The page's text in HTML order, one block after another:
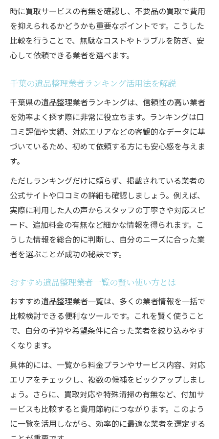
ド
千葉で遺品整理業者ランキングの活用法を
伝授
千葉県で遺品整理費用を節約するポイント
遺品整理の見積もり比較でコスト削減を実
現
遺品整理と買取サービス併用の費用節約術
遺品整理費用の相場を知り賢く依頼するコ
ツ
納得のサービスが受けられる遺品整理とは
遺品整理で納得のサービス内容を見極める
方法
千葉の遺品整理業者が提供する充実サポー
遺品整理の事前相談で安心感を得るポイン
ト
遺品整理と合わせて特殊清掃も依頼できる
利点
遺品整理サービス選びで失敗しないコツ紹
介
千葉県で遺品整理業者を比較する重要ポイント
遺品整理業者比較で重視すべき千葉県の基
準
千葉の遺品整理業者一覧を活用する方法と
時に買取サービスの有無を確認し、不要品の買取で費用
を抑えられるかどうかも重要なポイントです。こうした
比較を行うことで、無駄なコストやトラブルを防ぎ、安
心して依頼できる業者を選べます。
千葉の遺品整理業者ランキング活用法を解説
千葉県の遺品整理業者ランキングは、信頼性の高い業者
を効率よく探す際に非常に役立ちます。ランキングは口
コミ評価や実績、対応エリアなどの客観的なデータに基
づいているため、初めて依頼する方にも安心感を与えま
す。
ただしランキングだけに頼らず、掲載されている業者の
公式サイトや口コミの詳細も確認しましょう。例えば、
実際に利用した人の声からスタッフの丁寧さや対応スピ
ード、追加料金の有無など細かな情報を得られます。こ
うした情報を総合的に判断し、自分のニーズに合った業
者を選ぶことが成功の秘訣です。
おすすめ遺品整理業者一覧の賢い使い方とは
おすすめ遺品整理業者一覧は、多くの業者情報を一括で
比較検討できる便利なツールです。これを賢く使うこと
で、自分の予算や希望条件に合った業者を絞り込みやす
くなります。
具体的には、一覧から料金プランやサービス内容、対応
エリアをチェックし、複数の候補をピックアップしまし
ょう。さらに、買取対応や特殊清掃の有無など、付加サ
ービスも比較すると費用節約につながります。このよう
に一覧を活用しながら、効率的に最適な業者を選定する